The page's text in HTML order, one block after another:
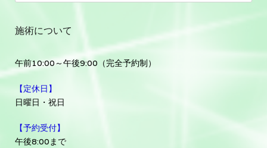
施術について
午前10:00～午後9:00（完全予約制）
【定休日】
日曜日・祝日
【予約受付】
午後8:00まで